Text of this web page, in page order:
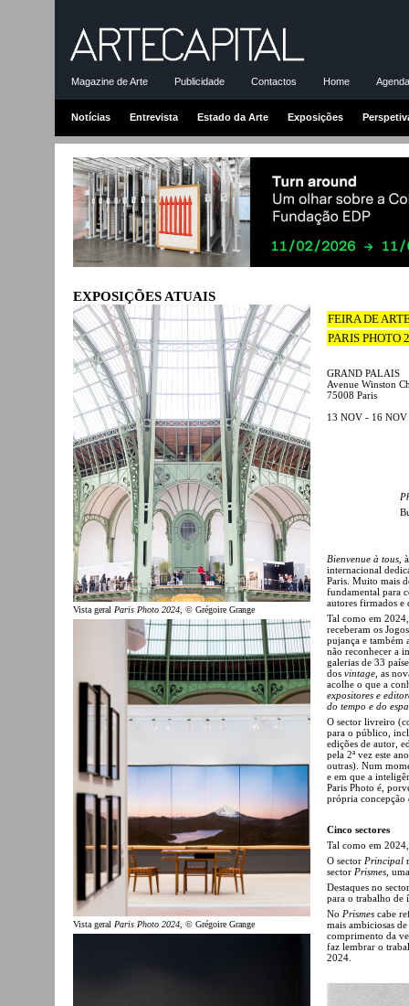
Magazine de Arte Publicidade Contactos Home
Notícias Entrevista Estado da Arte Exposições
EXPOSIÇÕES ATUAIS
Vista geral Paris Photo 2024 , © Grégoire Grange
Vista geral Paris Photo 2024 , © Grégoire Grange
FEIRA DE
PARIS PHOTO
GRAND PALAIS
Avenue Winston
75008 Paris
13 NOV - 16 NOV
Bienvenue à tous ,
internacional
Paris. Muito mais
fundamental para
autores firmados e
Tal como em
receberam os
pujança e também
não reconhecer a
galerias de 33
dos vintage , as
acolhe o que a
expositores e
do tempo e do
O sector livreiro
para o público,
edições de autor,
pela 2ª vez este
outras). Num
e em que a
Paris Photo é,
própria
Cinco sectores
Tal como em
O sector Principal
sector Prismes ,
Destaques no
para o trabalho de
No Prismes cabe
mais ambiciosas
comprimento da
faz lembrar o
2024.